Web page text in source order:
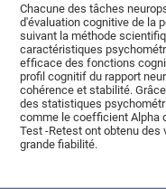
Chacune des tâches
d'évaluation cognitive de la
suivant la méthode
caractéristiques
efficace des fonctions
profil cognitif du rapport
cohérence et stabilité.
des statistiques
comme le coefficient Alpha
Test -Retest ont obtenu des
grande fiabilité.